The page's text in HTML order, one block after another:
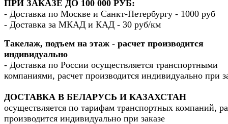
ПРИ ЗАКАЗЕ ДО 100 000 РУБ:
- Доставка по Москве и Санкт-Петербургу - 1000 руб
- Доставка за МКАД и КАД - 30 руб/км
Такелаж, подъем на этаж - расчет производится
индивидуально
- Доставка по России осуществляется транспортными
компаниями, расчет производится индивидуально при
ДОСТАВКА В БЕЛАРУСЬ И КАЗАХСТАН
осуществляется по тарифам транспортных компаний,
производится индивидуально при заказе